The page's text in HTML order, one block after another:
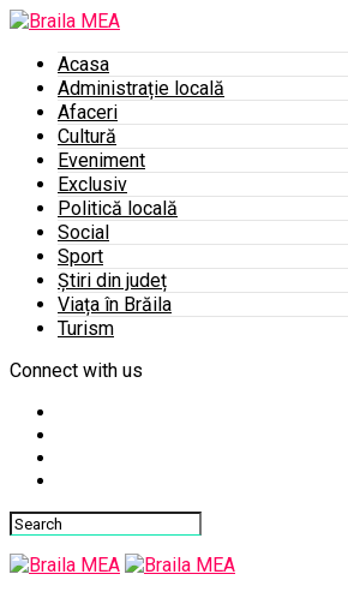
Acasa
Administrație locală
Afaceri
Cultură
Eveniment
Exclusiv
Politică locală
Social
Sport
Știri din județ
Viața în Brăila
Turism
Connect with us